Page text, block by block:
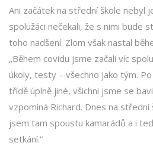
Ani začátek na střední škole nebyl
spolužáci nečekali, že s nimi bude
toho nadšení. Zlom však nastal
„Během covidu jsme začali víc
úkoly, testy – všechno jako tým.
třídě úplně jiné, všichni jsme se
vzpomíná Richard. Dnes na střední
jsem tam spoustu kamarádů a i
setkání.“